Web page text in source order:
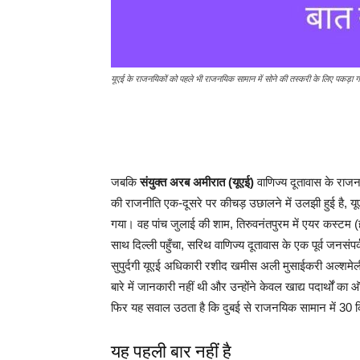
यूएई के राजनयिकों को पहले भी राजनयिक सामान में सोने की तस्करी के लिए पकड़ा
जबकिसंयुक्त अरब अमीरात (यूएई)वाणिज्य दूतावास के
की राजनीति एक-दूसरे पर कीचड़ उछालने में उलझी हुई है,
गया। वह पांच जुलाई की शाम, तिरुवनंतपुरम में एयर कस्टम
साथ दिल्ली पहुँचा, सरिथ वाणिज्य दूतावास के एक पूर्व
सुपुर्दगी यूएई अधिकारी रशीद खमीस अली मुसाईकरी
बारे में जानकारी नहीं थी और उन्होंने केवल खाद्य पदार्थों का
फिर यह सवाल उठता है कि दुबई से राजनयिक सामान में
यह पहली बार नहीं है